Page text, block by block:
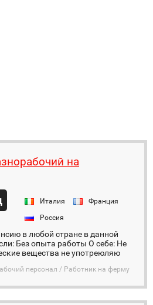
на
Италия
Франция
Россия
в любой стране в данной
Без опыта работы О себе: Не
вещества не употреюляю
персонал / Работник на ферму